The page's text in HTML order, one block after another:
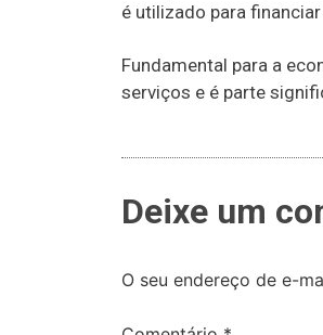
é utilizado para
Fundamental para a
serviços e é parte
Deixe um
O seu endereço de e-